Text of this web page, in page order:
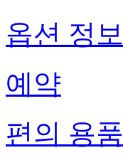
옵션 정보
예약
편의 용품